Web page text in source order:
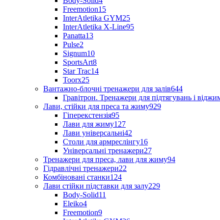
Freemotion15
InterAtletika GYM25
InterAtletika X-Line95
Panatta13
Pulse2
Signum10
SportsArt8
Star Trac14
Toorx25
Вантажно-блочні тренажери для залів644
Гравітрон. Тренажери для підтягувань і
Лави, стійки для преса та жиму929
Гіперекстензія95
Лави для жиму127
Лави універсальні42
Столи для армреслінгу16
Універсальні тренажери27
Тренажери для преса, лави для жиму94
Гідравлічні тренажери22
Комбіновані станки124
Лави стійки підставки для залу229
Body-Solid11
Eleiko4
Freemotion9